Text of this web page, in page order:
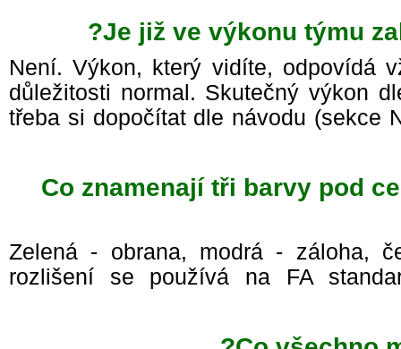
Je již ve výkonu týmu
Není. Výkon, který vidíte, odpovídá
důležitosti normal. Skutečný výkon
třeba si dopočítat dle návodu
Co znamenají tři barvy pod
Zelená - obrana, modrá - záloha,
rozlišení se používá na FA